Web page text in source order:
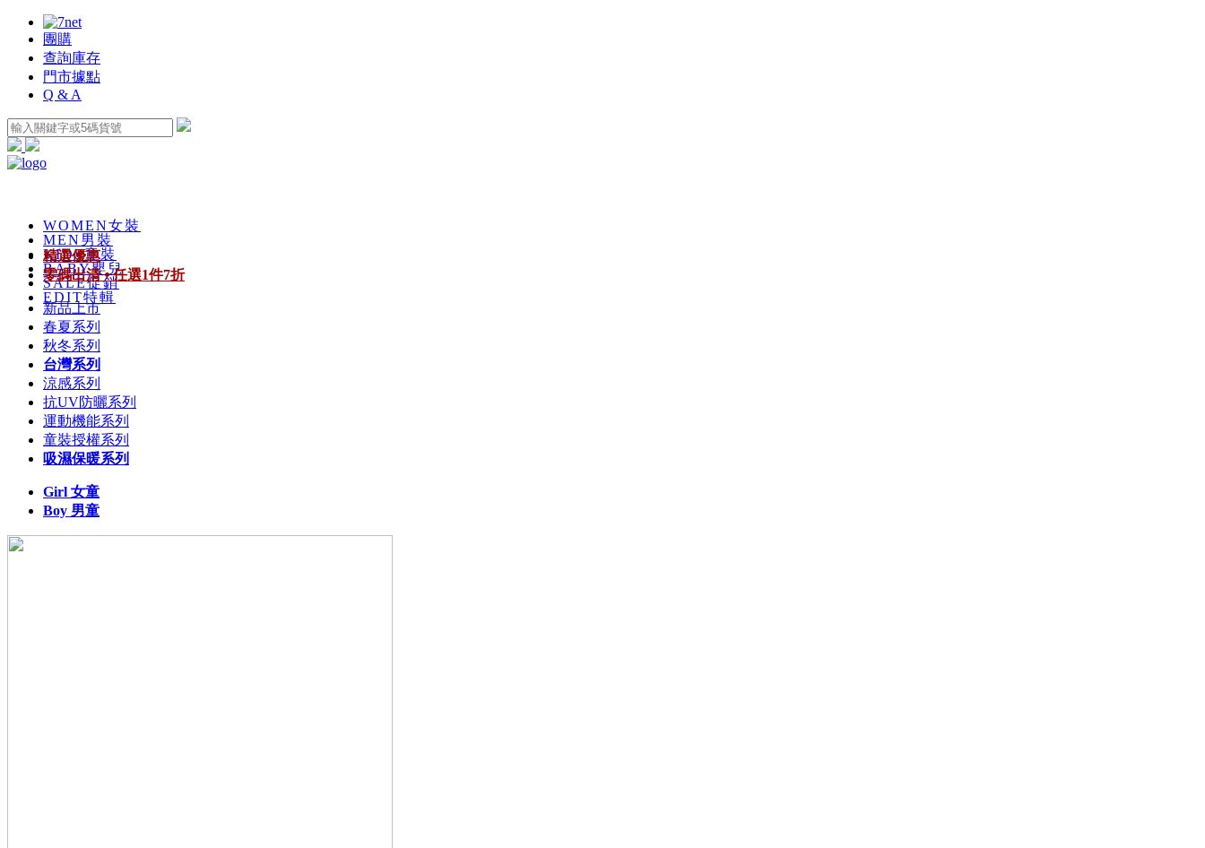
團購
查詢庫存
門市據點
Q & A
WOMEN女裝
MEN 男裝
KIDS童裝
BABY嬰兒
SALE促銷
EDIT特輯
精選優惠
零碼出清 ⦁ 任選1件7折
新品上市
春夏系列
秋冬系列
台灣系列
涼感系列
抗UV防曬系列
運動機能系列
童裝授權系列
吸濕保暖系列
Girl 女童
Boy 男童